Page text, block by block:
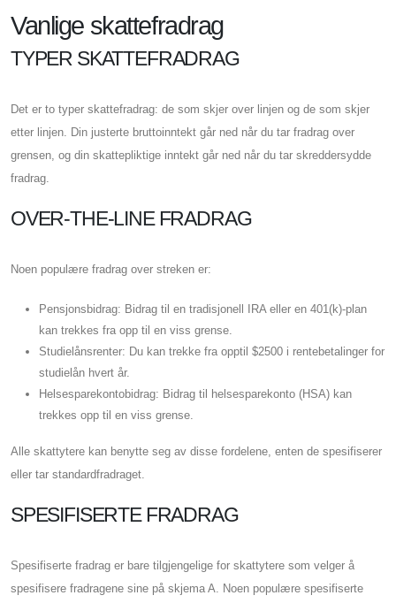
Vanlige skattefradrag
TYPER SKATTEFRADRAG
Det er to typer skattefradrag: de som skjer over linjen og de som skjer
etter linjen. Din justerte bruttoinntekt går ned når du tar fradrag over
grensen, og din skattepliktige inntekt går ned når du tar skreddersydde
fradrag.
OVER-THE-LINE FRADRAG
Noen populære fradrag over streken er:
Pensjonsbidrag: Bidrag til en tradisjonell IRA eller en 401(k)-plan
kan trekkes fra opp til en viss grense.
Studielånsrenter: Du kan trekke fra opptil $2500 i rentebetalinger for
studielån hvert år.
Helsesparekontobidrag: Bidrag til helsesparekonto (HSA) kan
trekkes opp til en viss grense.
Alle skattytere kan benytte seg av disse fordelene, enten de spesifiserer
eller tar standardfradraget.
SPESIFISERTE FRADRAG
Spesifiserte fradrag er bare tilgjengelige for skattytere som velger å
spesifisere fradragene sine på skjema A. Noen populære spesifiserte